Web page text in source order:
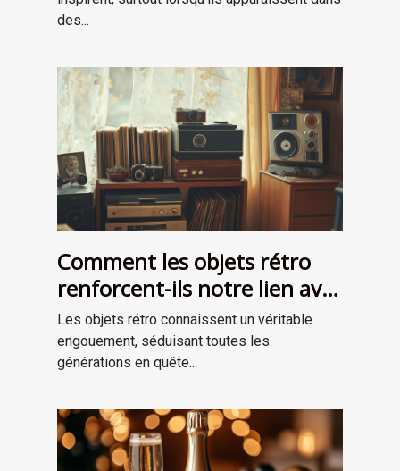
des...
Comment les objets rétro
renforcent-ils notre lien avec
le passé?
Les objets rétro connaissent un véritable
engouement, séduisant toutes les
générations en quête...